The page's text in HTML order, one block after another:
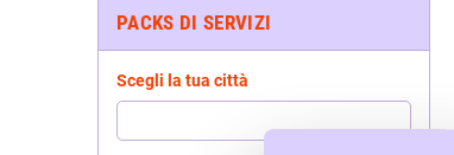
PACKS DI SERVIZI
Scegli la tua città